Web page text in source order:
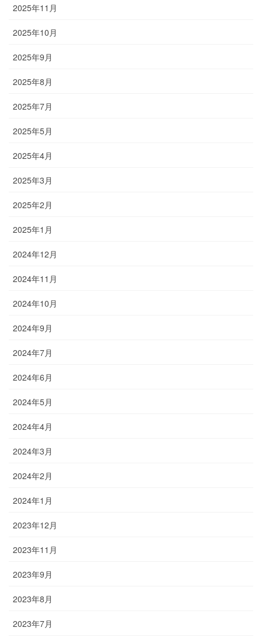
2025年11月
2025年10月
2025年9月
2025年8月
2025年7月
2025年5月
2025年4月
2025年3月
2025年2月
2025年1月
2024年12月
2024年11月
2024年10月
2024年9月
2024年7月
2024年6月
2024年5月
2024年4月
2024年3月
2024年2月
2024年1月
2023年12月
2023年11月
2023年9月
2023年8月
2023年7月